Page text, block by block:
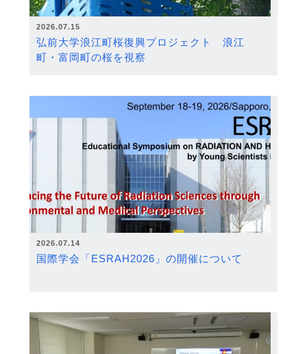
2026.07.15
弘前大学浪江町桜復興プロジェクト 浪江
町・富岡町の桜を視察
2026.07.14
国際学会「ESRAH2026」の開催について